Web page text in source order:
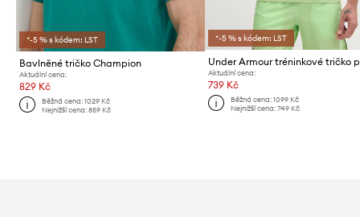
*-5 % s kódem: LST
Bavlněné tričko Champion
Aktuální cena:
829 Kč
Běžná cena:1029 Kč
Nejnižší cena:859 Kč
*-5 % s kódem: LST
Aktuální cena:
739 Kč
Běžná cena: 1099 Kč
Nejnižší cena: 749 Kč